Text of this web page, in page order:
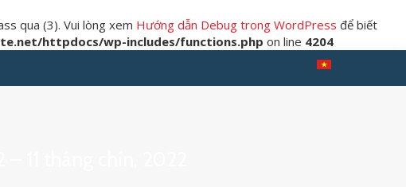
qua (3). Vui lòng xem Hướng dẫn Debug trong WordPress để biết
httpdocs/wp-includes/functions.php on line 4204